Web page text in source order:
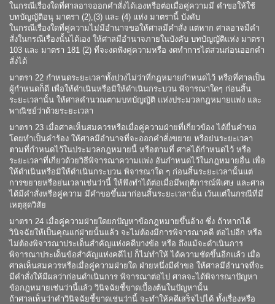
ในกรณีเรื่องใดที่ศาลอาจออกคำสั่งได้เองหรือต่อเมื่อคู่ความมี คำขอให้ใช้
บทบัญญัติอนุ มาตรา (2),(3) และ (4) แห่ง มาตรานี้ บังคับ
ในกรณีเรื่องใดที่คู่ความไม่มีอำนาจขอให้ศาลมีคำสั่ง แต่หาก ศาลอาจมีคำ
สั่งในกรณีเรื่องนั้นได้เอง ให้ศาลมีอำนาจภายในบังคับ บทบัญญัติแห่ง มาตรา
103 และ มาตรา 181 (2) ที่จะงดฟังคู่ความหรือ งดทำการไต่สวนก่อนออกคำ
สั่งได้
มาตรา 22 กำหนดระยะเวลาทั้งปวงไม่ว่าที่กฎหมายกำหนดไว้ หรือที่ศาลเป็น
ผู้กำหนดก็ดี เพื่อให้ดำเนินหรือมิให้ดำเนินกระบวน พิจารณาใดๆ ก่อนสิ้น
ระยะเวลานั้น ให้ศาลคำนวณตามบทบัญญัติ แห่งประมวลกฎหมายแพ่ง และ
พาณิชย์ว่าด้วยระยะเวลา
มาตรา 23 เมื่อศาลเห็นสมควรหรือเมื่อคู่ความฝ่ายที่เกี่ยวข้อง ได้ยื่นคำขอ
โดยทำเป็นคำร้อง ให้ศาลมีอำนาจที่จะออกคำสั่งขยาย หรือย่นระยะเวลา
ตามที่กำหนดไว้ในประมวลกฎหมายนี้ หรือตามที่ ศาลได้กำหนดไว้ หรือ
ระยะเวลาที่เกี่ยวด้วยวิธีพิจารณาความแพ่ง อันกำหนดไว้ในกฎหมายอื่น เพื่อ
ให้ดำเนินหรือมิให้ดำเนินกระบวน พิจารณาใด ๆ ก่อนสิ้นระยะเวลานั้นแต่
การขยายหรือย่นเวลาเช่นว่านี้ ให้พึงทำได้ต่อเมื่อมีพฤติการณ์พิเศษ และศาล
ได้มีคำสั่งหรือคู่ความ มีคำขอขึ้นมาก่อนสิ้นระยะเวลานั้น เว้นแต่ในกรณีที่มี
เหตุสุดวิสัย
มาตรา 24 เมื่อคู่ความฝ่ายใดยกปัญหาข้อกฎหมายขึ้นอ้าง ซึ่ง ถ้าหากได้
วินิจฉัยให้เป็นคุณแก่ฝ่ายนั้นแล้ว จะไม่ต้องมีการพิจารณาคดี ต่อไปอีก หรือ
ไม่ต้องพิจารณาประเด็นสำคัญแห่งคดีบางข้อ หรือ ถึงแม้จะดำเนินการ
พิจารณาประเด็นข้อสำคัญแห่งคดีไป ก็ไม่ทำให้ ได้ความชัดขึ้นอีกแล้ว เมื่อ
ศาลเห็นสมควรหรือเมื่อคู่ความฝ่ายใด ฝ่ายหนึ่งมีคำขอ ให้ศาลมีอำนาจที่จะ
มีคำสั่งให้มีผลว่าก่อนดำเนินการ พิจารณาต่อไป ศาลจะได้พิจารณาปัญหา
ข้อกฎหมายเช่นว่านี้แล้ว วินิจฉัยชี้ขาดเบื้องต้นในปัญหานั้น
ถ้าศาลเห็นว่าคำวินิจฉัยชี้ขาดเช่นว่านี้ จะทำให้คดีเสร็จไปได้ ทั้งเรื่องหรือ